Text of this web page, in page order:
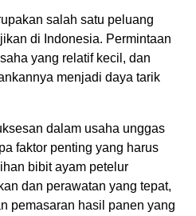
salah satu peluang
di Indonesia. Permintaan
yang relatif kecil, dan
menjadi daya tarik
dalam usaha unggas
faktor penting yang harus
bibit ayam petelur
dan perawatan yang tepat,
pemasaran hasil panen yang